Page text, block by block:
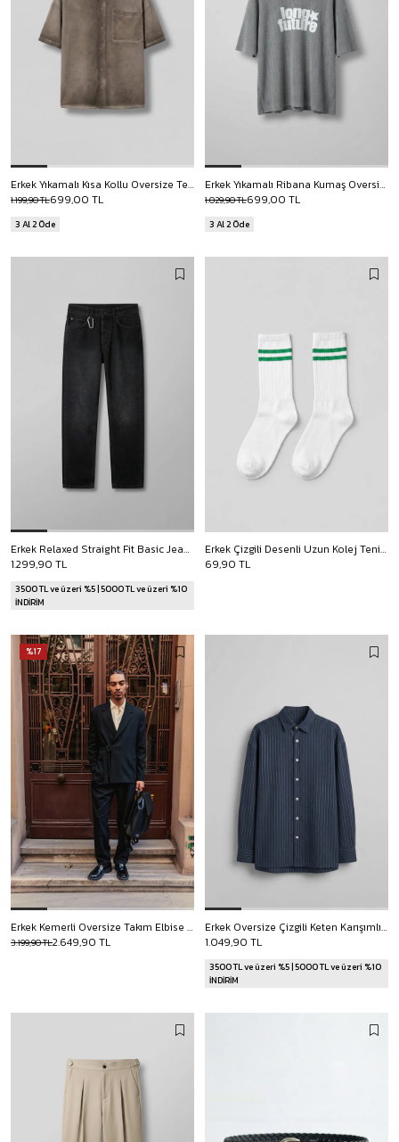
Erkek Yıkamalı Kısa Kollu Oversize Tensel Gömlek Kahverengi
699,00 TL
1.199,90 TL
3 Al 2 Öde
Erkek Yıkamalı Ribana Kumaş Oversize T-Shirt Gri
699,00 TL
1.029,90 TL
3 Al 2 Öde
Erkek Relaxed Straight Fit Basic Jean Siyah
1.299,90 TL
3500 TL ve üzeri %5 | 5000 TL ve üzeri %10
İNDİRİM
Erkek Çizgili Desenli Uzun Kolej Tenis Çorap Yeşil
69,90 TL
%17
Erkek Kemerli Oversize Takım Elbise Siyah
2.649,90 TL
3.199,90 TL
Erkek Oversize Çizgili Keten Karışımlı Uzun Kollu Gömlek Lacivert
1.049,90 TL
3500 TL ve üzeri %5 | 5000 TL ve üzeri %10
İNDİRİM